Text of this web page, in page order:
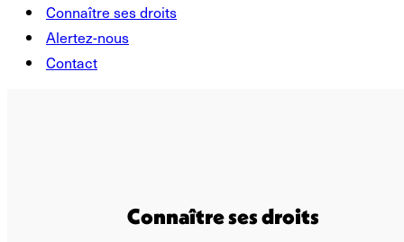
Connaître ses droits
Alertez-nous
Contact
Connaître ses droits